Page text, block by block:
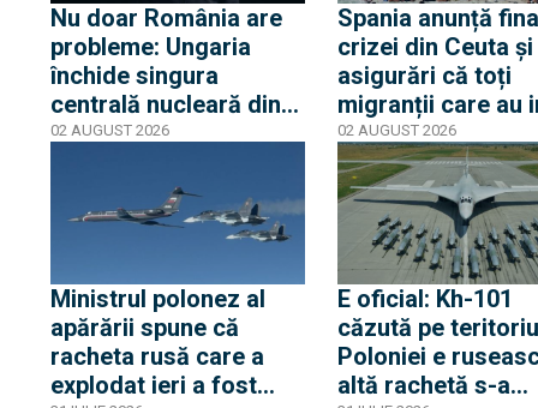
Nu doar România are
probleme: Ungaria
închide singura
centrală nucleară din
cauza nivelului Dunării
spune că urmează
cinci zile critice
02 AUGUST 2026
Spania anunță
crizei din Ceuta și
asigurări că toți
migranții care au
ilegal au părăsit
enclava spaniolă.
trezește temeri în
Europa după
din 2015
02 AUGUST 2026
Ministrul polonez al
apărării spune că
racheta rusă care a
explodat ieri a fost
E oficial: Kh-101
căzută pe
Poloniei e
altă rachetă s-a